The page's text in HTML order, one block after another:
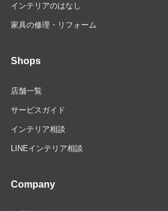
インテリアのはなし
家具の修理・リフォーム
Shops
店舗一覧
サービスガイド
インテリア相談
LINEインテリア相談
Company